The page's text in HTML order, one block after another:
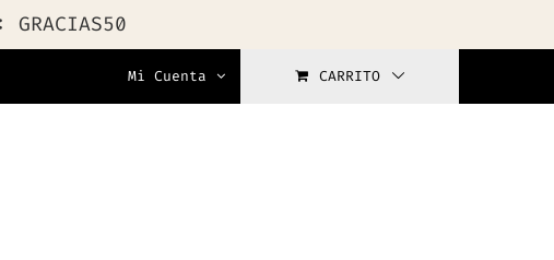
GRACIAS50
Mi Cuenta CARRITO